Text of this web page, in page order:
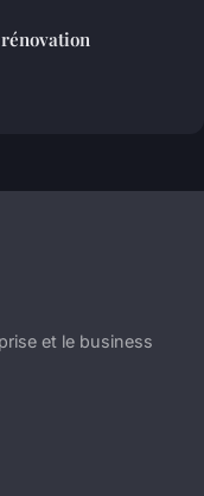
et le business